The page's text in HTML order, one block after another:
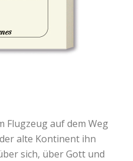
Flugzeug auf dem Weg
alte Kontinent ihn
sich, über Gott und